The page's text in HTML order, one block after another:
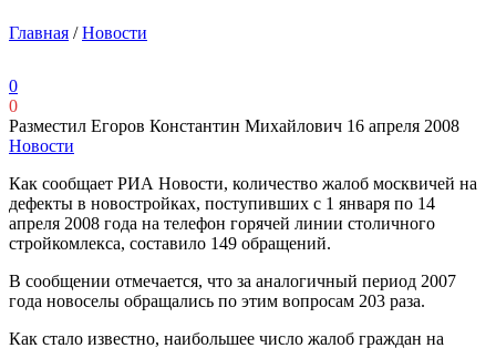
Главная /Новости
0
0
Разместил Егоров Константин Михайлович 16 апреля 2008
Новости
Как сообщает РИА Новости, количество жалоб москвичей на
дефекты в новостройках, поступивших с 1 января по 14
апреля 2008 года на телефон горячей линии столичного
стройкомлекса, составило 149 обращений.
В сообщении отмечается, что за аналогичный период 2007
года новоселы обращались по этим вопросам 203 раза.
Как стало известно, наибольшее число жалоб граждан на